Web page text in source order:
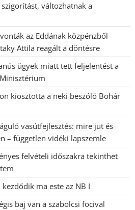
változhatnak a
az Eddának közpénzből
Attila reagált a döntésre
ügyek miatt tett feljelentést a
kiosztotta a neki beszóló Bohár
vasútfejlesztés: mire jut és
– független vidéki lapszemle
felvételi időszakra tekinthet
ma este az NB I
baj van a szabolcsi focival